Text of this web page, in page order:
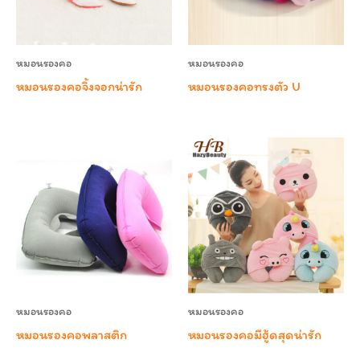
หมอนรองคอ
หมอนรองคอจิ้งจอกน่ารัก
หมอนรองคอ
หมอนรองคอทรงตัว U
หมอนรองคอ
หมอนรองคอพลาสติก
หมอนรองคอ
หมอนรองคอมีฮู้ดสุดน่ารัก